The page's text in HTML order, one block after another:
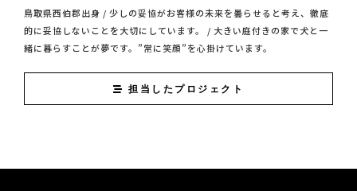
鳥取県西伯郡出身 / 少しの妥協がお客様の未来を曇らせると考え、徹底
的に妥協しないことを大切にしています。 / 大きい庭付きの家で犬と一
緒に暮らすことが夢です。”常に笑顔”を心掛けています。
担当したプロジェクト